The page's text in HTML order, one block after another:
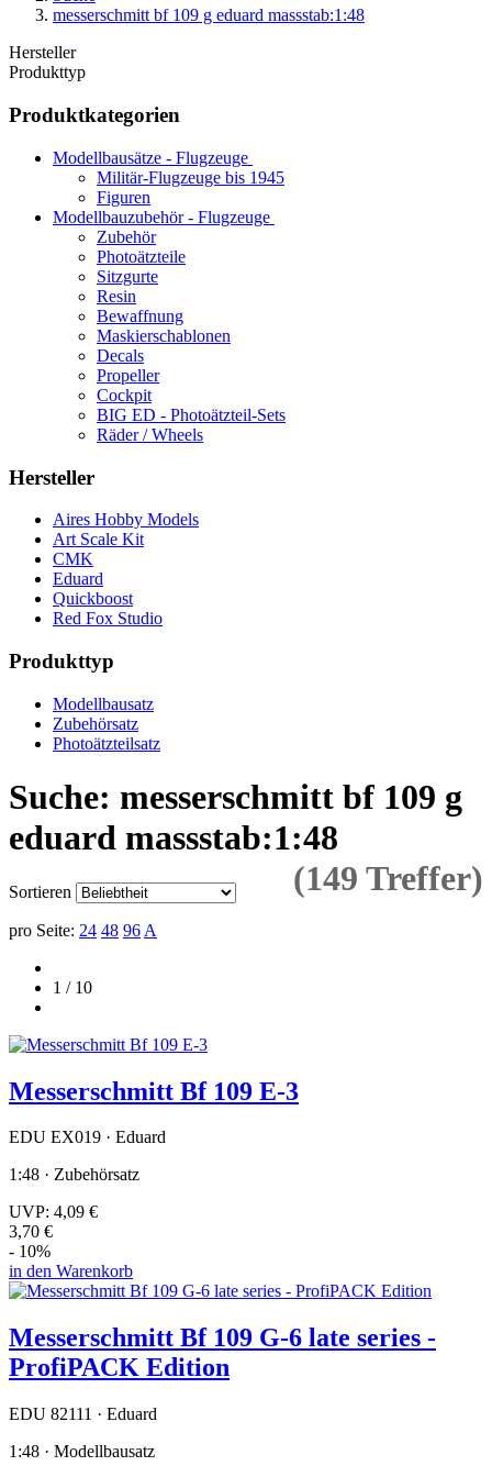
messerschmitt bf 109 g eduard massstab:1:48
Hersteller
Produkttyp
Produktkategorien
Modellbausätze - Flugzeuge
Militär-Flugzeuge bis 1945
Figuren
Modellbauzubehör - Flugzeuge
Zubehör
Photoätzteile
Sitzgurte
Resin
Bewaffnung
Maskierschablonen
Decals
Propeller
Cockpit
BIG ED - Photoätzteil-Sets
Räder / Wheels
Hersteller
Aires Hobby Models
Art Scale Kit
CMK
Eduard
Quickboost
Red Fox Studio
Produkttyp
Modellbausatz
Zubehörsatz
Photoätzteilsatz
Suche: messerschmitt bf 109 g
eduard massstab:1:48
(149 Treffer)
Sortieren
pro Seite: 24 48 96 A
1 / 10
Messerschmitt Bf 109 E-3
EDU EX019 · Eduard
1:48 · Zubehörsatz
UVP: 4,09 €
3,70 €
- 10%
in den Warenkorb
Messerschmitt Bf 109 G-6 late series -
ProfiPACK Edition
EDU 82111 · Eduard
1:48 · Modellbausatz